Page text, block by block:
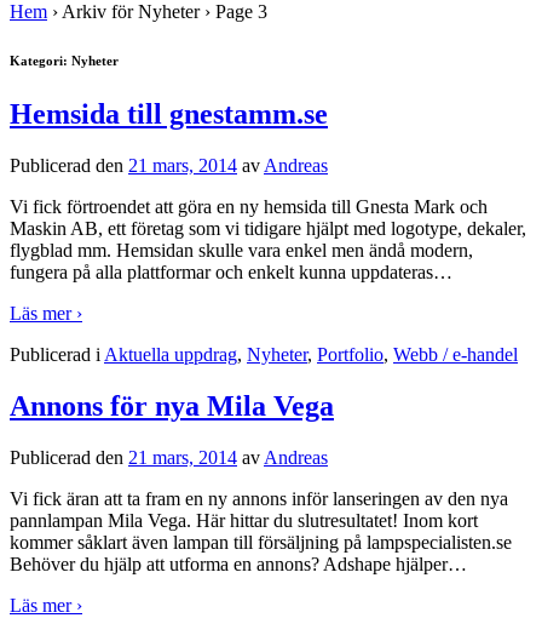
Hem › Arkiv för Nyheter › Page 3
Kategori: Nyheter
Hemsida till gnestamm.se
Publicerad den 21 mars, 2014 av Andreas
Vi fick förtroendet att göra en ny hemsida till Gnesta Mark och
Maskin AB, ett företag som vi tidigare hjälpt med logotype, dekaler,
flygblad mm. Hemsidan skulle vara enkel men ändå modern,
fungera på alla plattformar och enkelt kunna uppdateras…
Läs mer ›
Publicerad i Aktuella uppdrag, Nyheter, Portfolio, Webb / e-handel
Annons för nya Mila Vega
Publicerad den 21 mars, 2014 av Andreas
Vi fick äran att ta fram en ny annons inför lanseringen av den nya
pannlampan Mila Vega. Här hittar du slutresultatet! Inom kort
kommer såklart även lampan till försäljning på lampspecialisten.se
Behöver du hjälp att utforma en annons? Adshape hjälper…
Läs mer ›